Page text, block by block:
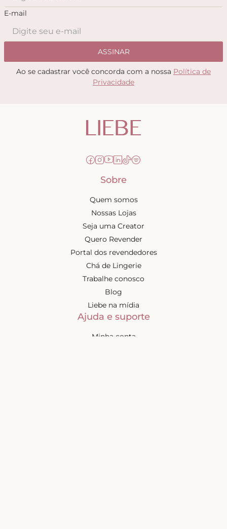
E-mail
ASSINAR
Ao se cadastrar você concorda com a nossa Política de
Privacidade
Sobre
Quem somos
Nossas Lojas
Seja uma Creator
Quero Revender
Portal dos revendedores
Chá de Lingerie
Trabalhe conosco
Blog
Liebe na mídia
Ajuda e suporte
Minha conta